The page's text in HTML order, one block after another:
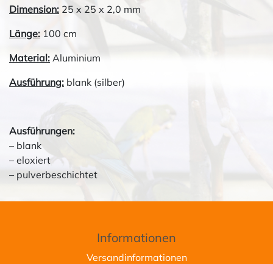
Dimension: 25 x 25 x 2,0 mm
Länge: 100 cm
Material: Aluminium
Ausführung: blank (silber)
Ausführungen:
– blank
– eloxiert
– pulverbeschichtet
Informationen
Versandinformationen